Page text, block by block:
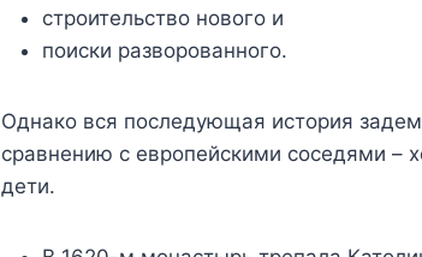
строительство нового и
поиски разворованного.
Однако вся последующая история
сравнению с европейскими соседями –
дети.